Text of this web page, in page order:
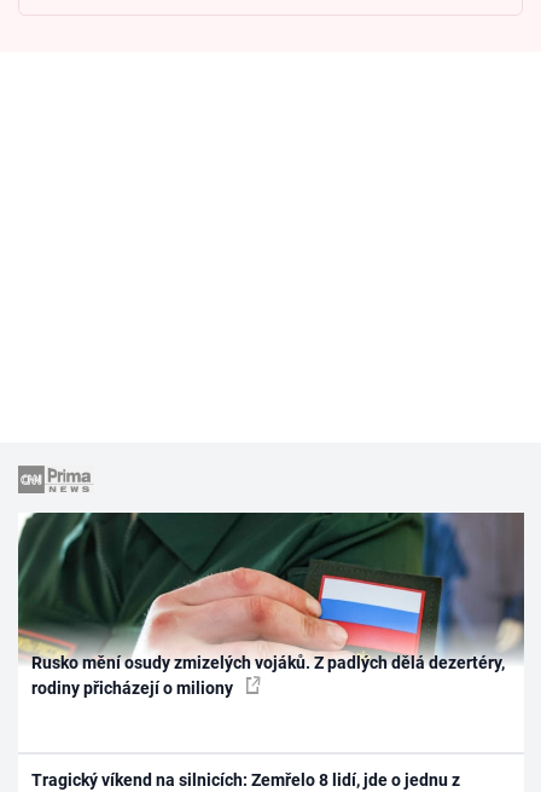
Rusko mění osudy zmizelých vojáků. Z padlých dělá dezertéry,
rodiny přicházejí o miliony
Tragický víkend na silnicích: Zemřelo 8 lidí, jde o jednu z